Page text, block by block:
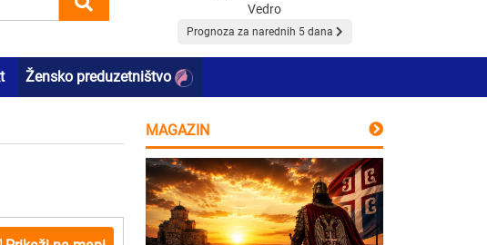
Vedro
Prognoza za narednih 5 dana
Žensko preduzetništvo
MAGAZIN